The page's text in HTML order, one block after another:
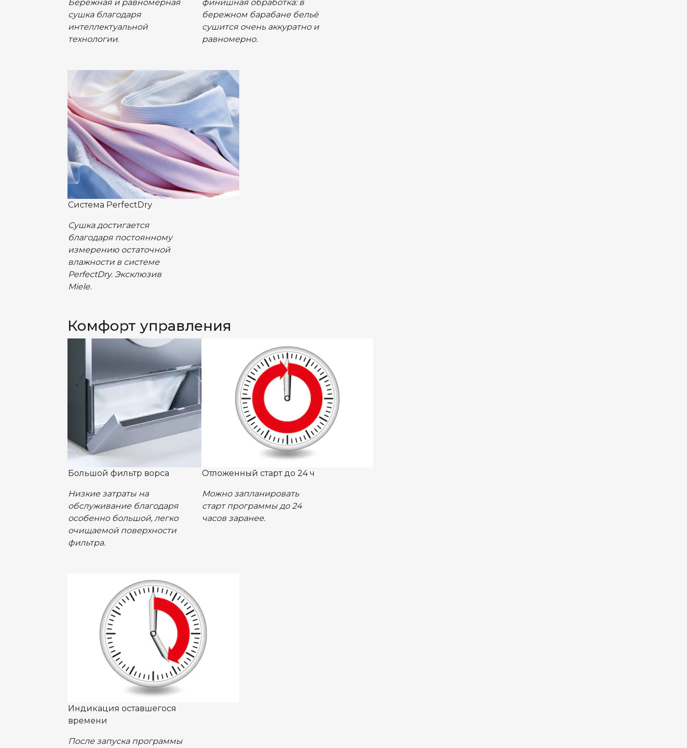
Бережная и равномерная
сушка благодаря
интеллектуальной
технологии.
финишная обработка: в
бережном барабане бельё
сушится очень аккуратно и
равномерно.
Система PerfectDry
Cушка достигается
благодаря постоянному
измерению остаточной
влажности в системе
PerfectDry. Эксклюзив
Miele.
Комфорт управления
Большой фильтр ворса
Низкие затраты на
обслуживание благодаря
особенно большой, легко
очищаемой поверхности
фильтра.
Отложенный старт до 24 ч
Можно запланировать
старт программы до 24
часов заранее.
Индикация оставшегося
времени
После запуска программы